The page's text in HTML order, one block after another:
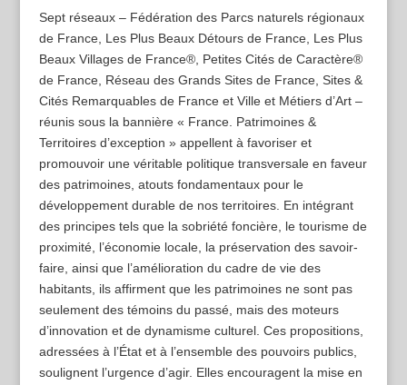
Sept réseaux – Fédération des Parcs naturels régionaux
de France, Les Plus Beaux Détours de France, Les Plus
Beaux Villages de France®, Petites Cités de Caractère®
de France, Réseau des Grands Sites de France, Sites &
Cités Remarquables de France et Ville et Métiers d’Art –
réunis sous la bannière « France. Patrimoines &
Territoires d’exception » appellent à favoriser et
promouvoir une véritable politique transversale en faveur
des patrimoines, atouts fondamentaux pour le
développement durable de nos territoires. En intégrant
des principes tels que la sobriété foncière, le tourisme de
proximité, l’économie locale, la préservation des savoir-
faire, ainsi que l’amélioration du cadre de vie des
habitants, ils affirment que les patrimoines ne sont pas
seulement des témoins du passé, mais des moteurs
d’innovation et de dynamisme culturel. Ces propositions,
adressées à l’État et à l’ensemble des pouvoirs publics,
soulignent l’urgence d’agir. Elles encouragent la mise en